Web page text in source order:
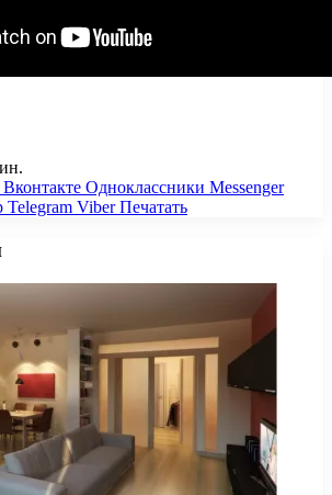
Вконтакте Одноклассники Messenger
Telegram Viber Печатать